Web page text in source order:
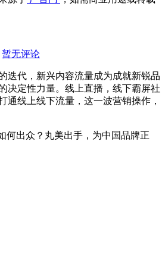
暂无评论
迭代，新兴内容流量成为成就新锐品
决定性力量。线上直播，线下霸屏社
通线上线下流量，这一波营销操作，
何出众？丸美出手，为中国品牌正